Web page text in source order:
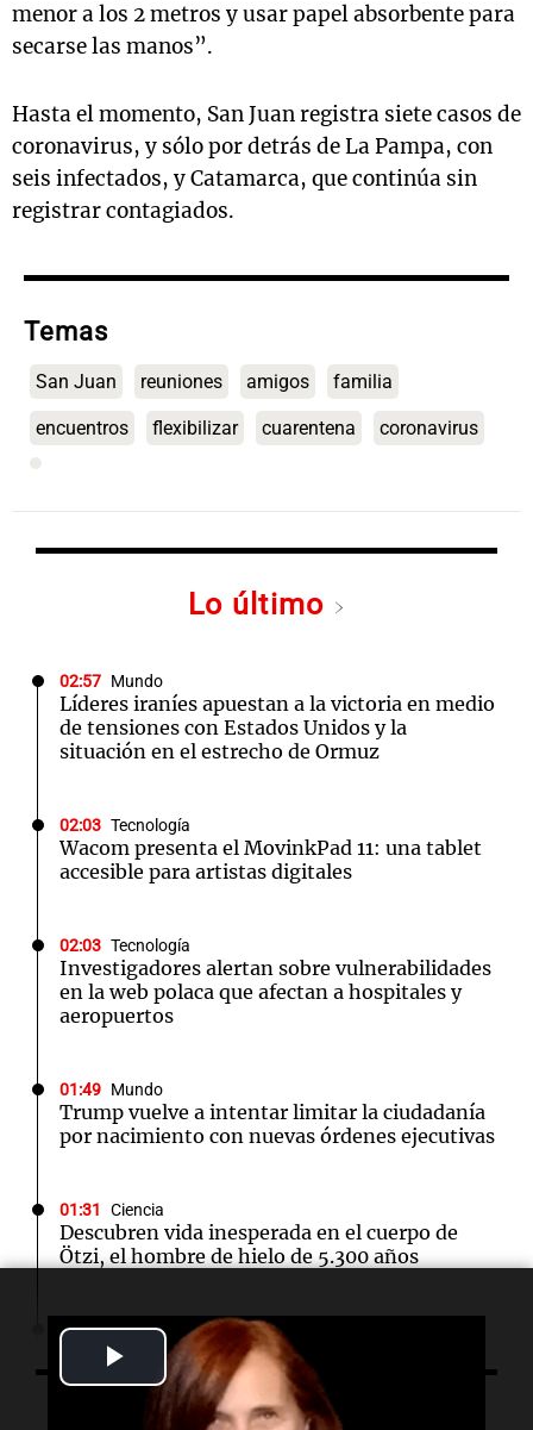
Play
Video
menor a los 2 metros y usar papel absorbente para
secarse las manos”.
Hasta el momento, San Juan registra siete casos de
coronavirus, y sólo por detrás de La Pampa, con
seis infectados, y Catamarca, que continúa sin
registrar contagiados.
Temas
San Juan reuniones amigos familia
encuentros flexibilizar cuarentena coronavirus
Lo último
02:57 Mundo
Líderes iraníes apuestan a la victoria en medio
de tensiones con Estados Unidos y la
situación en el estrecho de Ormuz
02:03 Tecnología
Wacom presenta el MovinkPad 11: una tablet
accesible para artistas digitales
02:03 Tecnología
Investigadores alertan sobre vulnerabilidades
en la web polaca que afectan a hospitales y
aeropuertos
01:49 Mundo
Trump vuelve a intentar limitar la ciudadanía
por nacimiento con nuevas órdenes ejecutivas
01:31 Ciencia
Descubren vida inesperada en el cuerpo de
Ötzi, el hombre de hielo de 5.300 años
00:55 Mundo
China se prepara para el tifón Dolphin; cierran
escuelas y actividades turísticas en varias